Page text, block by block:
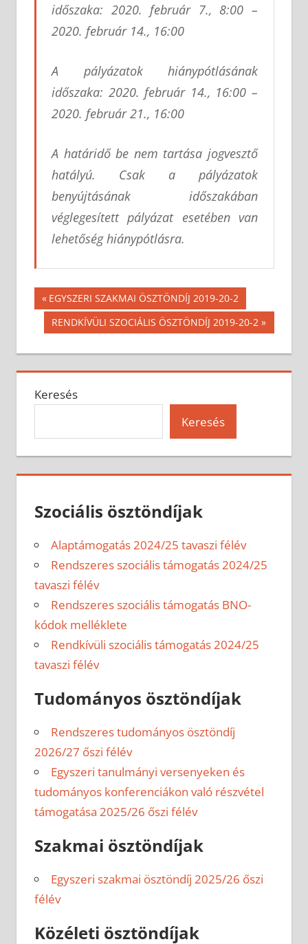
időszaka: 2020. február 7., 8:00 –
2020. február 14., 16:00
A pályázatok hiánypótlásának
időszaka: 2020. február 14., 16:00 –
2020. február 21., 16:00
A határidő be nem tartása jogvesztő
hatályú. Csak a pályázatok
benyújtásának időszakában
véglegesített pályázat esetében van
lehetőség hiánypótlásra.
Bejegyzés
navigáció
Previous
Post:
EGYSZERI SZAKMAI ÖSZTÖNDÍJ 2019-20-2
Next
Post:
RENDKÍVÜLI SZOCIÁLIS ÖSZTÖNDÍJ 2019-20-2
Keresés
Keresés
Szociális ösztöndíjak
Alaptámogatás 2024/25 tavaszi félév
Rendszeres szociális támogatás 2024/25
tavaszi félév
Rendszeres szociális támogatás BNO-
kódok melléklete
Rendkívüli szociális támogatás 2024/25
tavaszi félév
Tudományos ösztöndíjak
Rendszeres tudományos ösztöndíj
2026/27 őszi félév
Egyszeri tanulmányi versenyeken és
tudományos konferenciákon való részvétel
támogatása 2025/26 őszi félév
Szakmai ösztöndíjak
Egyszeri szakmai ösztöndíj 2025/26 őszi
félév
Közéleti ösztöndíjak